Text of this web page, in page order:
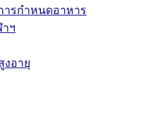
รกำหนดอาหาร
ฯ
งอายุ